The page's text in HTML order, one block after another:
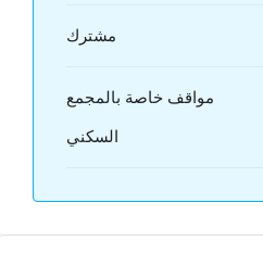
مشترك
مواقف خاصة بالمجمع
السكني